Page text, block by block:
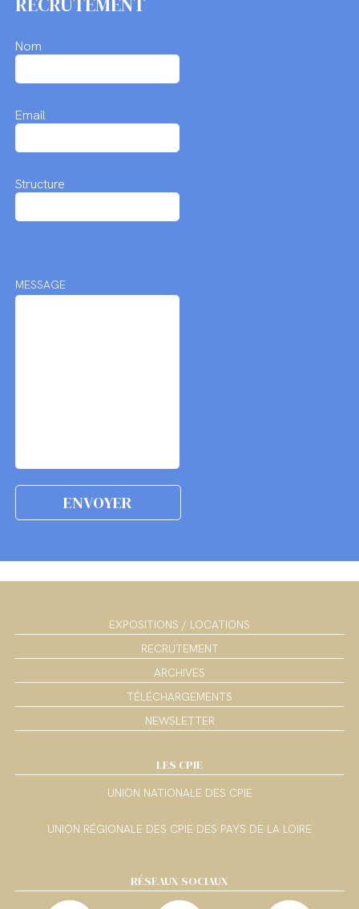
Nom
Email
Structure
MESSAGE
EXPOSITIONS / LOCATIONS
RECRUTEMENT
ARCHIVES
TÉLÉCHARGEMENTS
NEWSLETTER
LES CPIE
UNION NATIONALE DES CPIE
UNION RÉGIONALE DES CPIE DES PAYS DE LA LOIRE
RÉSEAUX SOCIAUX